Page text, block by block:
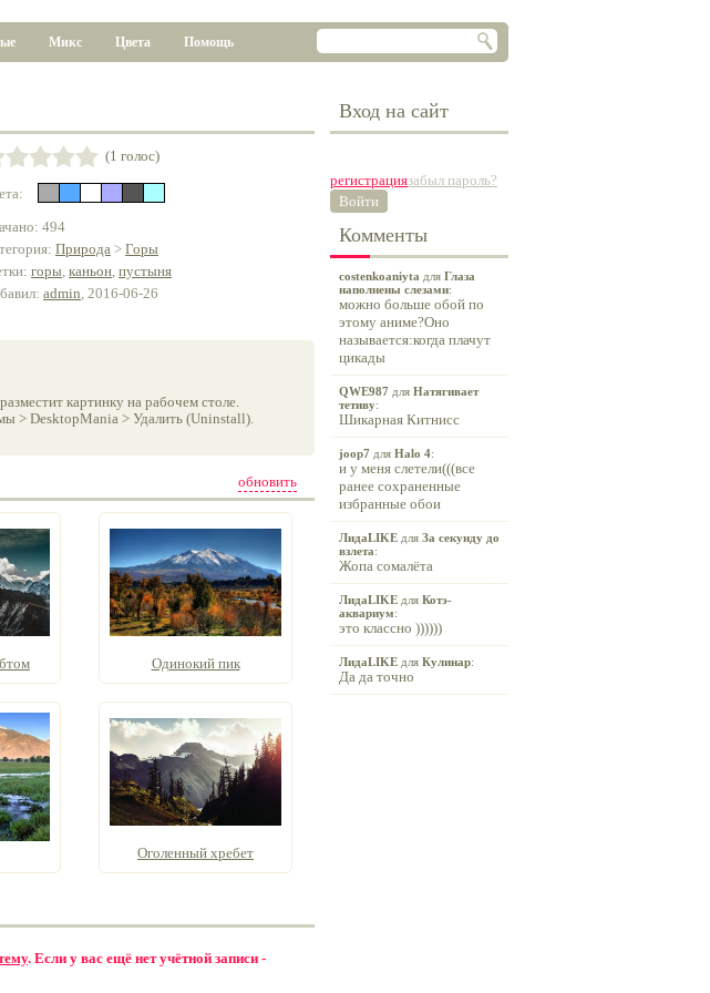
Микс Цвета Помощь
(1 голос)
494
Природа > Горы
горы, каньон, пустыня
admin, 2016-06-26
картинку на рабочем столе.
> DesktopMania > Удалить (Uninstall).
обновить
Одинокий пик
Оголенный хребет
. Если у вас ещё нет учётной записи -
Вход на сайт
регистрациязабыл пароль?
Войти
Комменты
costenkoaniyta для Глаза
наполнены слезами:
можно больше обой по
этому аниме?Оно
называется:когда плачут
цикады
QWE987 для Натягивает
тетиву:
Шикарная Китнисс
joop7 для Halo 4:
и у меня слетели(((все
ранее сохраненные
избранные обои
ЛидаLIKE для За секунду до
взлета:
Жопа сомалёта
ЛидаLIKE для Котэ-
аквариум:
это классно ))))))
ЛидаLIKE для Кулинар:
Да да точно